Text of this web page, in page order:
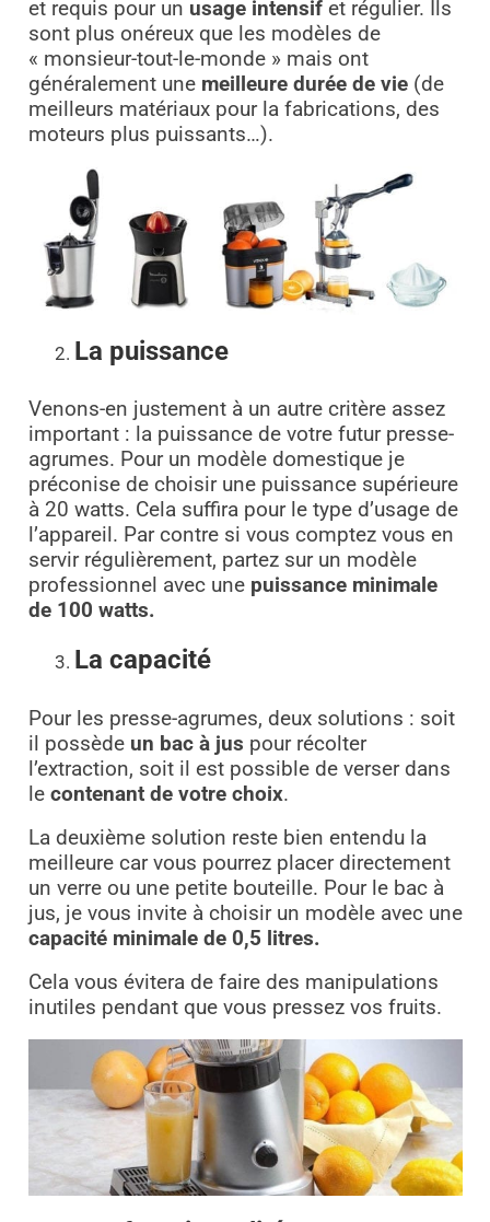
et requis pour un usage intensifet régulier. Ils
sont plus onéreux que les modèles de
« monsieur-tout-le-monde » mais ont
généralement une meilleure durée de vie(de
meilleurs matériaux pour la fabrications, des
moteurs plus puissants…).
La puissance
Venons-en justement à un autre critère assez
important : la puissance de votre futur presse-
agrumes. Pour un modèle domestique je
préconise de choisir une puissance supérieure
à 20 watts. Cela suffira pour le type d’usage de
l’appareil. Par contre si vous comptez vous en
servir régulièrement, partez sur un modèle
professionnel avec unepuissance minimale
de 100 watts.
La capacité
Pour les presse-agrumes, deux solutions : soit
il possède un bac à jus pour récolter
l’extraction, soit il est possible de verser dans
le contenant de votre choix.
La deuxième solution reste bien entendu la
meilleure car vous pourrez placer directement
un verre ou une petite bouteille. Pour le bac à
jus, je vous invite à choisir un modèle avec une
capacité minimale de 0,5 litres.
Cela vous évitera de faire des manipulations
inutiles pendant que vous pressez vos fruits.